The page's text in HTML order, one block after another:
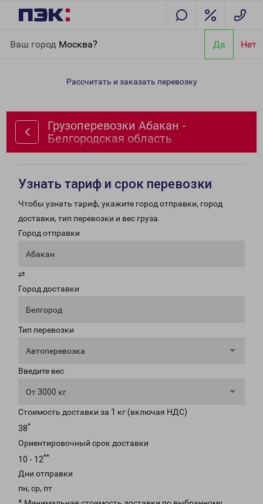
Ваш город Москва? Да Нет
Белгородская область
Рассчитать и заказать перевозку
Грузоперевозки Абакан -
Белгородская область
Узнать тариф и срок перевозки
Чтобы узнать тариф, укажите город отправки, город
доставки, тип перевозки и вес груза.
Город отправки
Абакан
⇄
Город доставки
Белгород
Тип перевозки
Автоперевозка
Введите вес
От 3000 кг
Стоимость доставки за 1 кг (включая НДС)
38*
Ориентировочный срок доставки
10 - 12**
Дни отправки
пн, ср, пт